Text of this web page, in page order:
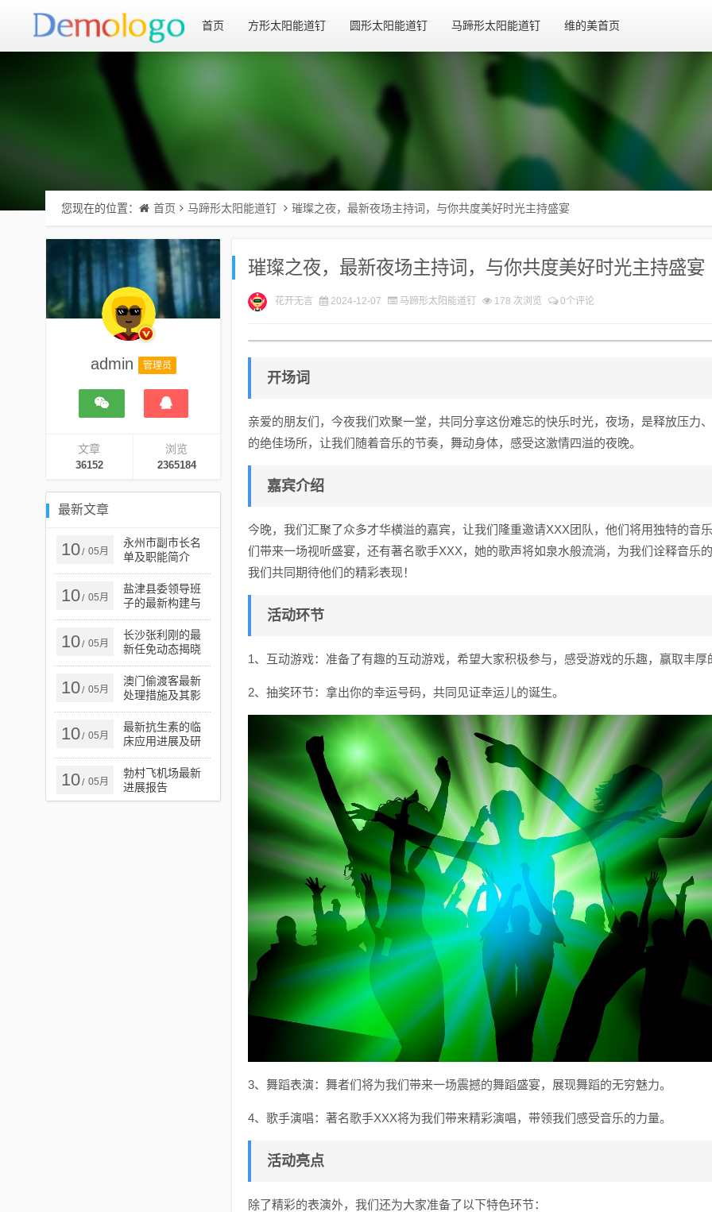
首页 方形太阳能道钉 圆形太阳能道钉 马蹄形太阳能道钉 维的美首页
您现在的位置： 首页 马蹄形太阳能道钉 璀璨之夜，最新夜场主持词，与你共度美好时光主持盛宴
admin 管理员
文章
36152
浏览
2365184
最新文章
10/ 05月
永州市副市长名
单及职能简介
10/ 05月
盐津县委领导班
子的最新构建与
发展概览
10/ 05月
长沙张利刚的最
新任免动态揭晓
10/ 05月
澳门偷渡客最新
处理措施及其影
响分析
10/ 05月
最新抗生素的临
床应用进展及研
究概述
10/ 05月
勃村飞机场最新
进展报告
璀璨之夜，最新夜场主持词，与你共度美好时光主持盛宴
花开无言 2024-12-07 马蹄形太阳能道钉 178 次浏览 0个评论
开场词
亲爱的朋友们，今夜我们欢聚一堂，共同分享这份难忘的快乐时光，夜场，是释放压力
的绝佳场所，让我们随着音乐的节奏，舞动身体，感受这激情四溢的夜晚。
嘉宾介绍
今晚，我们汇聚了众多才华横溢的嘉宾，让我们隆重邀请XXX团队，他们将用独特的音
们带来一场视听盛宴，还有著名歌手XXX，她的歌声将如泉水般流淌，为我们诠释音乐
我们共同期待他们的精彩表现！
活动环节
1、互动游戏：准备了有趣的互动游戏，希望大家积极参与，感受游戏的乐趣，赢取丰厚
2、抽奖环节：拿出你的幸运号码，共同见证幸运儿的诞生。
3、舞蹈表演：舞者们将为我们带来一场震撼的舞蹈盛宴，展现舞蹈的无穷魅力。
4、歌手演唱：著名歌手XXX将为我们带来精彩演唱，带领我们感受音乐的力量。
活动亮点
除了精彩的表演外，我们还为大家准备了以下特色环节：